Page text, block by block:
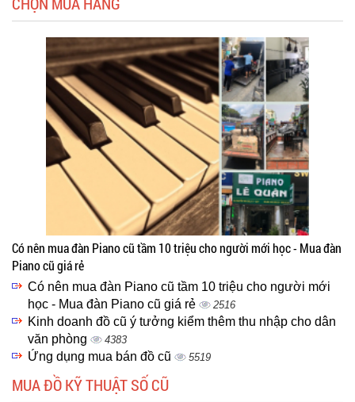
Có nên mua đàn Piano cũ tầm 10 triệu cho người mới học - Mua đàn
Piano cũ giá rẻ
Có nên mua đàn Piano cũ tầm 10 triệu cho người mới
học - Mua đàn Piano cũ giá rẻ
2516
Kinh doanh đồ cũ ý tưởng kiểm thêm thu nhập cho dân
văn phòng
4383
Ứng dụng mua bán đồ cũ 5519
MUA ĐỒ KỸ THUẬT SỐ CŨ